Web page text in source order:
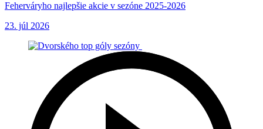
Feherváryho najlepšie akcie v sezóne 2025-2026
23. júl 2026